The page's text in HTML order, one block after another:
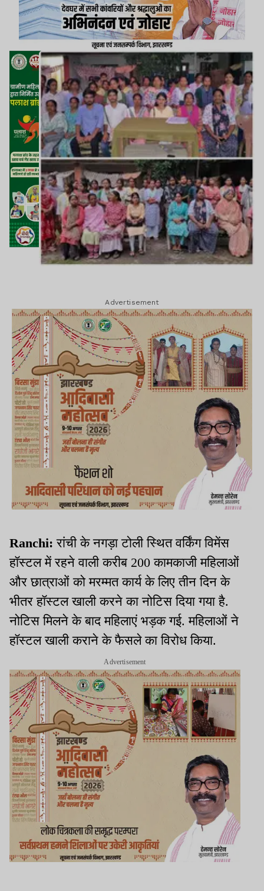
Advertisement
Ranchi:रांची के नगड़ा टोली स्थित वर्किंग विमेंस
हॉस्टल में रहने वाली करीब 200 कामकाजी महिलाओं
और छात्राओं को मरम्मत कार्य के लिए तीन दिन के
भीतर हॉस्टल खाली करने का नोटिस दिया गया है.
नोटिस मिलने के बाद महिलाएं भड़क गई. महिलाओं ने
हॉस्टल खाली कराने के फैसले का विरोध किया.
Advertisement